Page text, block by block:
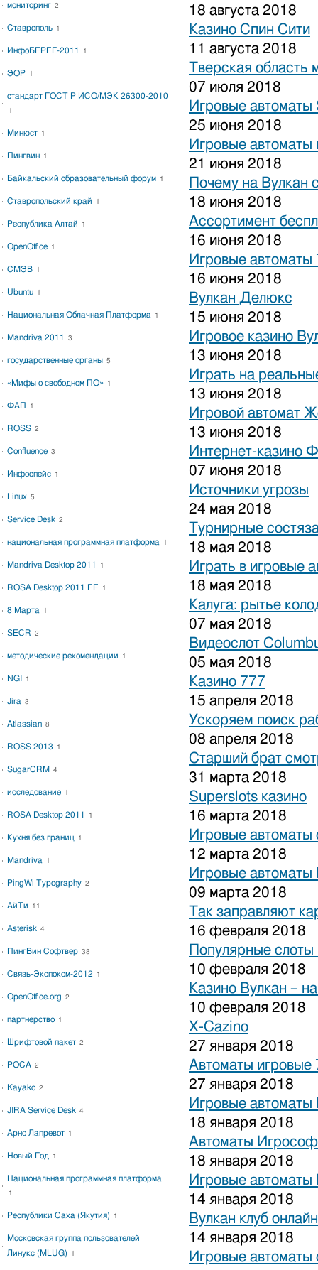
18 августа 2018
Казино Спин Сити
11 августа 2018
Тверская область
07 июля 2018
Игровые автоматы
25 июня 2018
Игровые
21 июня 2018
Почему на Вулкан
18 июня 2018
Ассортимент
16 июня 2018
Игровые автоматы
16 июня 2018
Вулкан Делюкс
15 июня 2018
Игровое казино
13 июня 2018
Играть на
13 июня 2018
Игровой автомат
13 июня 2018
Интернет-казино
07 июня 2018
Источники угрозы
24 мая 2018
Турнирные
18 мая 2018
Играть в игровые
18 мая 2018
Калуга: рытье
07 мая 2018
Видеослот
05 мая 2018
Казино 777
15 апреля 2018
Ускоряем поиск
08 апреля 2018
Старший брат
31 марта 2018
Superslots казино
16 марта 2018
Игровые автоматы
12 марта 2018
Игровые автоматы
09 марта 2018
Так заправляют
16 февраля 2018
Популярные слоты
10 февраля 2018
Казино Вулкан –
10 февраля 2018
X-Cazino
27 января 2018
Автоматы игровые
27 января 2018
Игровые автоматы
18 января 2018
Автоматы
18 января 2018
Игровые автоматы
14 января 2018
Вулкан клуб онлайн
14 января 2018
Игровые
мониторинг 2
Ставрополь 1
ИнфоБЕРЕГ-2011 1
ЭОР 1
стандарт ГОСТ Р ИСО/МЭК 26300-2010
1
Минюст 1
Пингвин 1
Байкальский образовательный форум 1
Ставропольский край 1
Республика Алтай 1
OpenOffice 1
СМЭВ 1
Ubuntu 1
Национальная Облачная Платформа 1
Mandriva 2011 3
государственные органы 5
«Мифы о свободном ПО» 1
ФАП 1
ROSS 2
Confluence 3
Инфоспейс 1
Linux 5
Service Desk 2
национальная программная платформа 1
Mandriva Desktop 2011 1
ROSA Desktop 2011 EE 1
8 Марта 1
SECR 2
методические рекомендации 1
NGI 1
Jira 3
Atlassian 8
ROSS 2013 1
SugarCRM 4
исследование 1
ROSA Desktop 2011 1
Кухня без границ 1
Mandriva 1
PingWi Typography 2
АйТи 11
Asterisk 4
ПингВин Софтвер 38
Связь-Экспоком-2012 1
OpenOffice.org 2
партнерство 1
Шрифтовой пакет 2
РОСА 2
Kayako 2
JIRA Service Desk 4
Арно Лапревот 1
Новый Год 1
Национальная программная платформа
1
Республики Саха (Якутия) 1
Московская группа пользователей
Линукс (MLUG)
1